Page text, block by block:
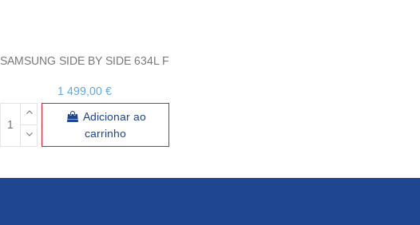
SAMSUNG SIDE BY SIDE 634L F
1 499,00 €
Adicionar ao
carrinho